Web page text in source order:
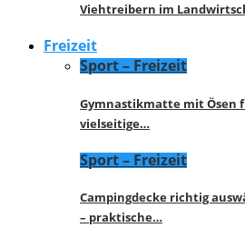
Viehtreibern im
Freizeit
Sport – Freizeit
Gymnastikmatte mit Ösen
vielseitige…
Sport – Freizeit
Campingdecke richtig
– praktische…